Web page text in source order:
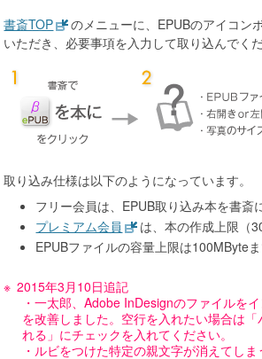
書斎TOP
のメニューに、EPUBのアイコン
いただき、必要事項を入力して取り込んでくだ
取り込み仕様は以下のようになっています。
フリー会員は、EPUB取り込み本を書斎
プレミアム会員
は、本の作成上限（
EPUBファイルの容量上限は100MByte
2015年3月10日追記
・一太郎、Adobe InDesignのファイルを
を改善しました。空行を入れたい場合は
れる」にチェックを入れてください。
・ルビをつけた特定の親文字が消えてしま